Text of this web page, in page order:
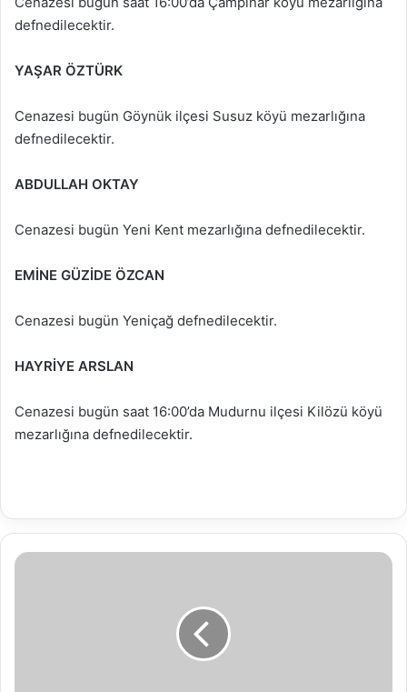
defnedilecektir.
YAŞAR ÖZTÜRK
Cenazesi bugün Göynük ilçesi Susuz köyü mezarlığına
defnedilecektir.
ABDULLAH OKTAY
Cenazesi bugün Yeni Kent mezarlığına defnedilecektir.
EMİNE GÜZİDE ÖZCAN
Cenazesi bugün Yeniçağ defnedilecektir.
HAYRİYE ARSLAN
Cenazesi bugün saat 16:00’da Mudurnu ilçesi Kilözü köyü
mezarlığına defnedilecektir.
Türkiye’nin